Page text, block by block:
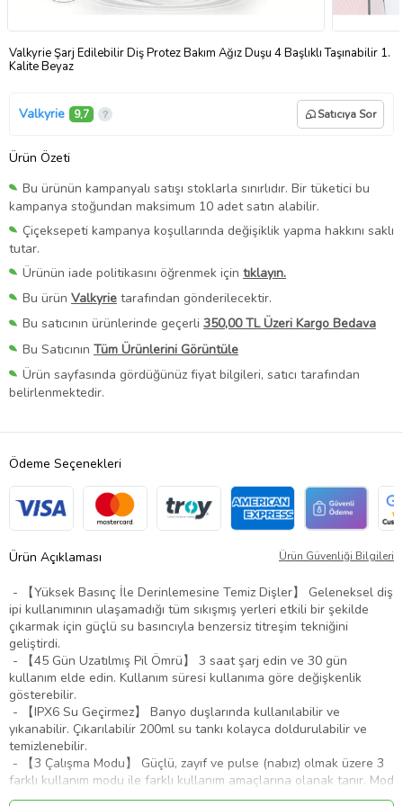
Valkyrie Şarj Edilebilir Diş Protez Bakım Ağız Duşu 4 Başlıklı Taşınabilir 1.
Kalite Beyaz
Valkyrie 9,7 Satıcıya Sor
Ürün Özeti
Bu ürünün kampanyalı satışı stoklarla sınırlıdır. Bir tüketici bu
kampanya stoğundan maksimum 10 adet satın alabilir.
Çiçeksepeti kampanya koşullarında değişiklik yapma hakkını saklı
tutar.
Ürünün iade politikasını öğrenmek için tıklayın.
Bu ürün Valkyrie tarafından gönderilecektir.
Bu satıcının ürünlerinde geçerli 350,00 TL Üzeri Kargo Bedava
Bu Satıcının Tüm Ürünlerini Görüntüle
Ürün sayfasında gördüğünüz fiyat bilgileri, satıcı tarafından
belirlenmektedir.
Ödeme Seçenekleri
Ürün Açıklaması Ürün Güvenliği Bilgileri
- 【Yüksek Basınç İle Derinlemesine Temiz Dişler】 Geleneksel diş
ipi kullanımının ulaşamadığı tüm sıkışmış yerleri etkili bir şekilde
çıkarmak için güçlü su basıncıyla benzersiz titreşim tekniğini
geliştirdi.
- 【45 Gün Uzatılmış Pil Ömrü】 3 saat şarj edin ve 30 gün
kullanım elde edin. Kullanım süresi kullanıma göre değişkenlik
gösterebilir.
- 【IPX6 Su Geçirmez】 Banyo duşlarında kullanılabilir ve
yıkanabilir. Çıkarılabilir 200ml su tankı kolayca doldurulabilir ve
temizlenebilir.
- 【3 Çalışma Modu】 Güçlü, zayıf ve pulse (nabız) olmak üzere 3
farklı kullanım modu ile farklı kullanım amaçlarına olanak tanır. Mod
değiştirmek için mode tuşuna basmanız yeterlidir.